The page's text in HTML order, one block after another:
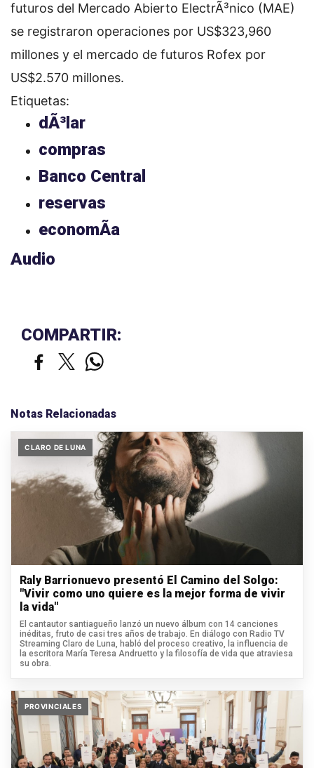
futuros del Mercado Abierto ElectrÃ³nico (MAE)
se registraron operaciones por US$323,960
millones y el mercado de futuros Rofex por
US$2.570 millones.
Etiquetas:
dÃ³lar
compras
Banco Central
reservas
economÃ­a
Audio
COMPARTIR:
Notas Relacionadas
CLARO DE LUNA
Raly Barrionuevo presentó El Camino del Solgo:
"Vivir como uno quiere es la mejor forma de vivir
la vida"
El cantautor santiagueño lanzó un nuevo álbum con 14 canciones
inéditas, fruto de casi tres años de trabajo. En diálogo con Radio TV
Streaming Claro de Luna, habló del proceso creativo, la influencia de
la escritora María Teresa Andruetto y la filosofía de vida que atraviesa
su obra.
PROVINCIALES